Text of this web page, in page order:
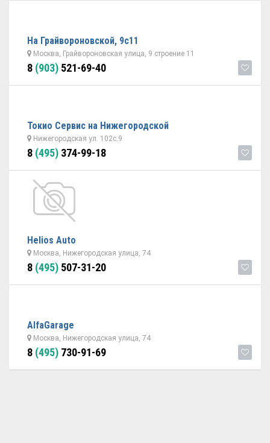
На Грайвороновской, 9с11
Москва, Грайвороновская улица, 9 строение 11
8 (903) 521-69-40
Токио Сервис на Нижегородской
Нижегородская ул. 102с.9
8 (495) 374-99-18
Helios Auto
Москва, Нижегородская улица, 74
8 (495) 507-31-20
AlfaGarage
Москва, Нижегородская улица, 74
8 (495) 730-91-69